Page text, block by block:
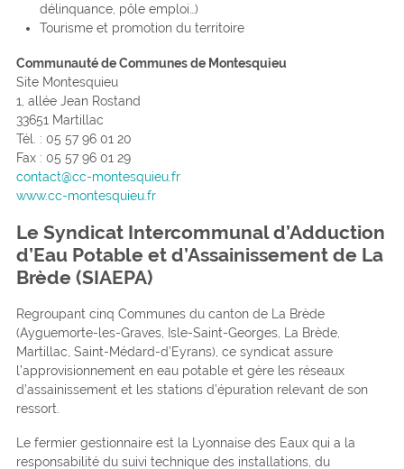
délinquance, pôle emploi…)
Tourisme et promotion du territoire
Communauté de Communes de Montesquieu
Site Montesquieu
1, allée Jean Rostand
33651 Martillac
Tél. : 05 57 96 01 20
Fax : 05 57 96 01 29
contact@cc-montesquieu.fr
www.cc-montesquieu.fr
Le Syndicat Intercommunal d’Adduction
d’Eau Potable et d’Assainissement de La
Brède (SIAEPA)
Regroupant cinq Communes du canton de La Brède
(Ayguemorte-les-Graves, Isle-Saint-Georges, La Brède,
Martillac, Saint-Médard-d’Eyrans), ce syndicat assure
l’approvisionnement en eau potable et gère les réseaux
d’assainissement et les stations d’épuration relevant de son
ressort.
Le fermier gestionnaire est la Lyonnaise des Eaux qui a la
responsabilité du suivi technique des installations, du